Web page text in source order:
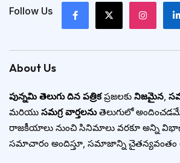
Follow Us
About Us
పున్నమి తెలుగు దిన పత్రికప్రజలకు నిజమైన,
మరియు సమగ్ర వార్తలనుతెలుగులో
రాజకీయాలు నుంచి సినిమాలు వరకూ అన్ని
సమాచారం అందిస్తూ, సమాజాన్ని చైతన్యవంతం